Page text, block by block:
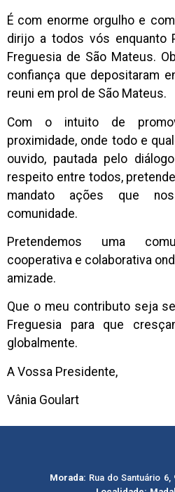
É com enorme orgulho e
dirijo a todos vós enquanto
Freguesia de São Mateus.
confiança que depositaram
reuni em prol de São Mateus.
Com o intuito de
proximidade, onde todo e
ouvido, pautada pelo
respeito entre todos,
mandato ações que
comunidade.
Pretendemos uma
cooperativa e colaborativa
amizade.
Que o meu contributo seja
Freguesia para que
globalmente.
A Vossa Presidente,
Vânia Goulart
Morada: Rua do Santuário 6,